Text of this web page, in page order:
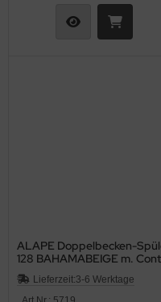
ALAPE Doppelbecken-
128 BAHAMABEIGE m.
MOCCA 97x50,5
Lieferzeit:3-6 Werktage